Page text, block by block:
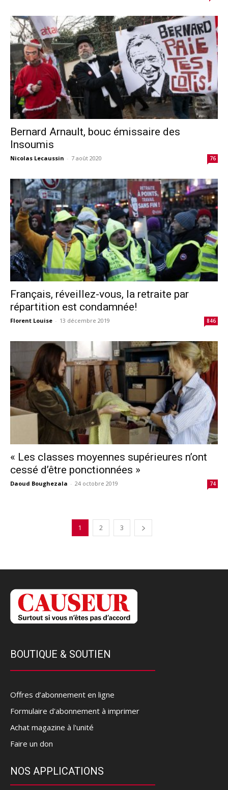
Bernard Arnault, bouc émissaire des
Insoumis
Nicolas Lecaussin - 7 août 2020 76
Français, réveillez-vous, la retraite par
répartition est condamnée!
Florent Louise - 13 décembre 2019 846
« Les classes moyennes supérieures n’ont
cessé d’être ponctionnées »
Daoud Boughezala - 24 octobre 2019 74
1 2 3
BOUTIQUE & SOUTIEN
Offres d’abonnement en ligne
Formulaire d'abonnement à imprimer
Achat magazine à l'unité
Faire un don
NOS APPLICATIONS